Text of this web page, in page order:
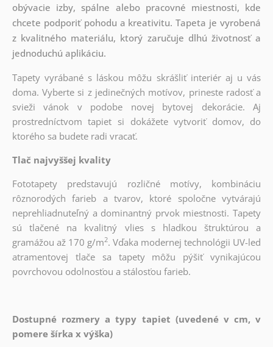
obývacie izby, spálne alebo pracovné miestnosti, kde
chcete podporiť pohodu a kreativitu. Tapeta je vyrobená
z kvalitného materiálu, ktorý zaručuje dlhú životnosť a
jednoduchú aplikáciu.
Tapety vyrábané s láskou môžu skrášliť interiér aj u vás
doma. Vyberte si z jedinečných motívov, prineste radosť a
svieži vánok v podobe novej bytovej dekorácie. Aj
prostredníctvom tapiet si dokážete vytvoriť domov, do
ktorého sa budete radi vracať.
Tlač najvyššej kvality
Fototapety predstavujú rozličné motívy, kombináciu
rôznorodých farieb a tvarov, ktoré spoločne vytvárajú
neprehliadnuteľný a dominantný prvok miestnosti. Tapety
sú tlačené na kvalitný vlies s hladkou štruktúrou a
gramážou až 170 g/m2. Vďaka modernej technológii UV-led
atramentovej tlače sa tapety môžu pýšiť vynikajúcou
povrchovou odolnosťou a stálosťou farieb.
Dostupné rozmery a typy tapiet (uvedené v cm, v
pomere šírka x výška)